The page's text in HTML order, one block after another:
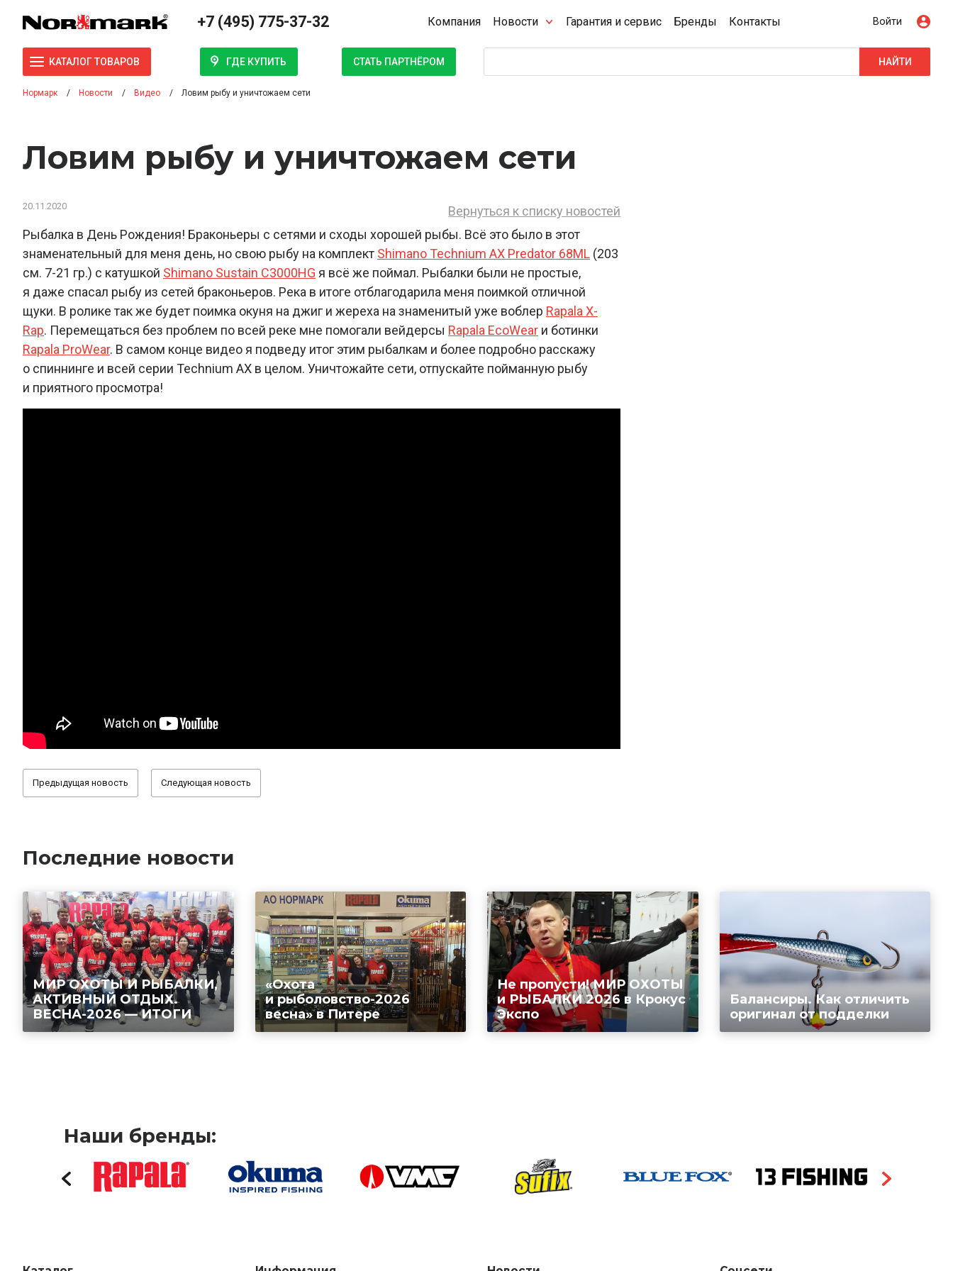
+7 (495) 775-37-32 Компания Новости Гарантия и сервис Бренды Контакты Войти
КАТАЛОГ ТОВАРОВ ГДЕ КУПИТЬ СТАТЬ ПАРТНЁРОМ НАЙТИ
Нормарк Новости Видео Ловим рыбу и уничтожаем сети
Ловим рыбу и уничтожаем сети
20.11.2020
Вернуться к списку новостей
Рыбалка в День Рождения! Браконьеры с сетями и сходы хорошей рыбы. Всё это было в этот
знаменательный для меня день, но свою рыбу на комплект Shimano Technium AX Predator 68ML (203
см. 7-21 гр.) с катушкой Shimano Sustain C3000HG я всё же поймал. Рыбалки были не простые,
я даже спасал рыбу из сетей браконьеров. Река в итоге отблагодарила меня поимкой отличной
щуки. В ролике так же будет поимка окуня на джиг и жереха на знаменитый уже воблер Rapala X-
Rap. Перемещаться без проблем по всей реке мне помогали вейдерсы Rapala EcoWear и ботинки
Rapala ProWear. В самом конце видео я подведу итог этим рыбалкам и более подробно расскажу
о спиннинге и всей серии Technium AX в целом. Уничтожайте сети, отпускайте пойманную рыбу
и приятного просмотра!
Предыдущая новость Следующая новость
Последние новости
МИР ОХОТЫ И РЫБАЛКИ,
АКТИВНЫЙ ОТДЫХ.
ВЕСНА-2026 — ИТОГИ
«Охота
и рыболовство-2026
весна» в Питере
Не пропусти! МИР ОХОТЫ
и РЫБАЛКИ 2026 в Крокус
Экспо
Балансиры. Как отличить
оригинал от подделки
Наши бренды: